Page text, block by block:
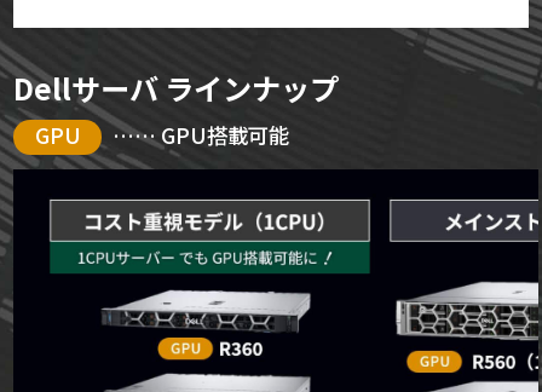
Dellサーバ ラインナップ
GPU …… GPU搭載可能